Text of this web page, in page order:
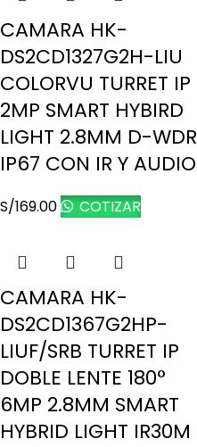
CAMARA HK-
DS2CD1327G2H-LIU
COLORVU TURRET IP
2MP SMART HYBIRD
LIGHT 2.8MM D-WDR
IP67 CON IR Y AUDIO
S/169.00 COTIZAR
CAMARA HK-
DS2CD1367G2HP-
LIUF/SRB TURRET IP
DOBLE LENTE 180°
6MP 2.8MM SMART
HYBRID LIGHT IR30M